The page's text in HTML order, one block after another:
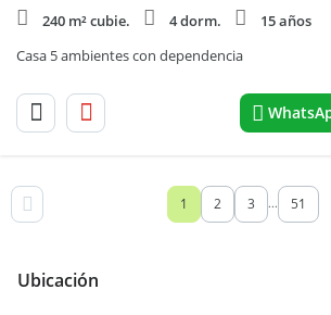
240 m² cubie.
4 dorm.
15 años
Casa 5 ambientes con dependencia
1 2 3 ... 51
Ubicación